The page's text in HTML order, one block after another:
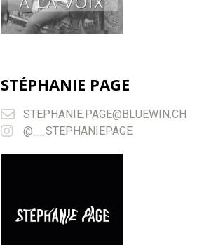
STÉPHANIE PAGE
STEPHANIE.PAGE@BLUEWIN.CH
@__STEPHANIEPAGE